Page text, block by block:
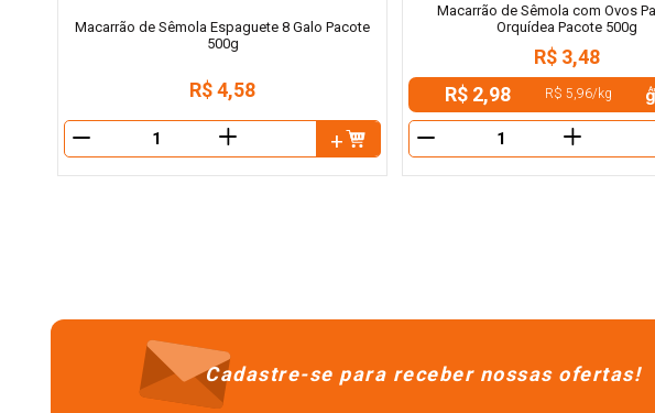
Macarrão de Sêmola Espaguete 8 Galo Pacote
500g
R$ 4,58
＋
Macarrão de Sêmola com Ovos
Orquídea Pacote 500g
R$ 3,48
R$ 2,98
R$ 5,96/kg
＋
Cadastre-se para receber nossas ofertas!